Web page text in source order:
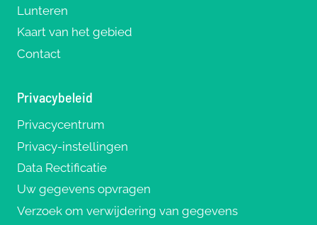
Lunteren
Kaart van het gebied
Contact
Privacybeleid
Privacycentrum
Privacy-instellingen
Data Rectificatie
Uw gegevens opvragen
Verzoek om verwijdering van gegevens